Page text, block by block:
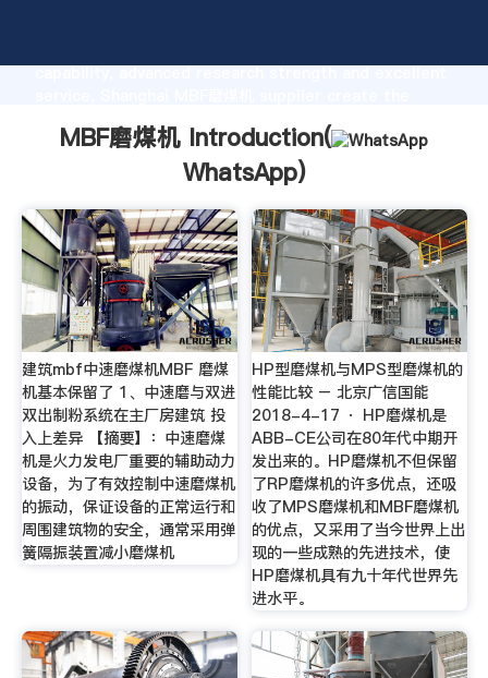
capability, advanced research strength and excellent
MBF磨煤机 Introduction(
WhatsApp)
建筑mbf中速磨煤机MBF 磨煤
机基本保留了 1、中速磨与双进
双出制粉系统在主厂房建筑 投
入上差异 【摘要】：中速磨煤
机是火力发电厂重要的辅助动力
设备，为了有效控制中速磨煤机
的振动，保证设备的正常运行和
周围建筑物的安全，通常采用弹
簧隔振装置减小磨煤机
HP型磨煤机与MPS型磨煤机的
性能比较 – 北京广信国能
2018-4-17 · HP磨煤机是
ABB-CE公司在80年代中期开
发出来的。HP磨煤机不但保留
了RP磨煤机的许多优点，还吸
收了MPS磨煤机和MBF磨煤机
的优点，又采用了当今世界上出
现的一些成熟的先进技术，使
HP磨煤机具有九十年代世界先
进水平。